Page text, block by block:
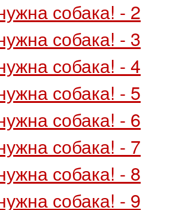
собака! - 2
собака! - 3
собака! - 4
собака! - 5
собака! - 6
собака! - 7
собака! - 8
собака! - 9